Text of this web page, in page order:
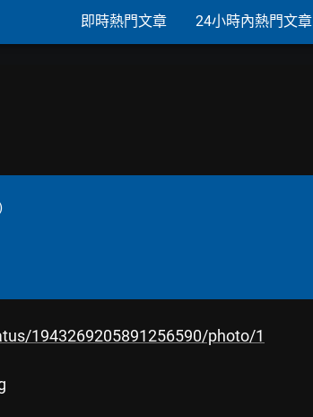
即時熱門文章 24小時內熱門文章
1943269205891256590/photo/1